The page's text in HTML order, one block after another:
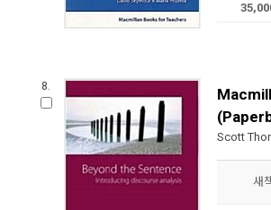
8.
Scott
새